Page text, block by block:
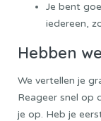
Je bent
iedereen,
Hebben
We vertellen je
Reageer snel op
je op. Heb je